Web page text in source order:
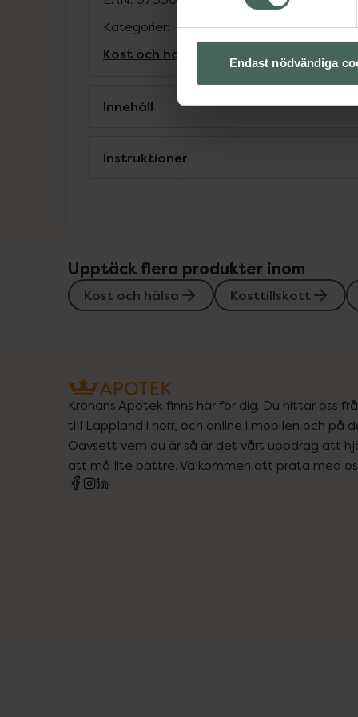
Endast nödvändiga
Kategorier:
Kost och hälsa
Innehåll
Instruktioner
Upptäck flera produkter inom
Kost och hälsa Kosttillskott
Kronans Apotek finns här för dig. Du hittar oss
till Lappland i norr, och online i mobilen och på
Oavsett vem du är så är det vårt uppdrag att
att må lite bättre. Välkommen att prata med